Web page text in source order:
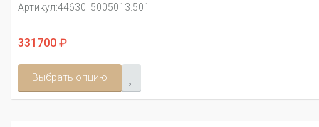
Артикул:44630_5005013.501
331700 ₽
Выбрать опцию